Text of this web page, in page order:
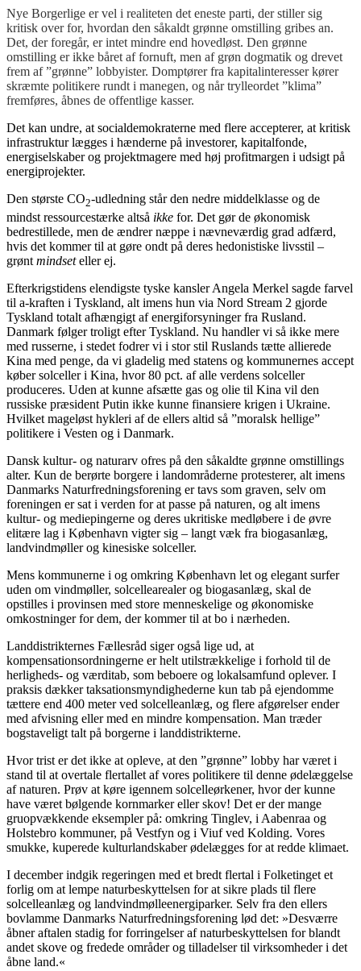
Nye Borgerlige er vel i realiteten det eneste parti, der stiller sig
kritisk over for, hvordan den såkaldt grønne omstilling gribes an.
Det, der foregår, er intet mindre end hovedløst. Den grønne
omstilling er ikke båret af fornuft, men af grøn dogmatik og drevet
frem af ”grønne” lobbyister. Domptører fra kapitalinteresser kører
skræmte politikere rundt i manegen, og når trylleordet ”klima”
fremføres, åbnes de offentlige kasser.
Det kan undre, at socialdemokraterne med flere accepterer, at kritisk
infrastruktur lægges i hænderne på investorer, kapitalfonde,
energiselskaber og projektmagere med høj profitmargen i udsigt på
energiprojekter.
Den største CO2-udledning står den nedre middelklasse og de
mindst ressourcestærke altså ikke for. Det gør de økonomisk
bedrestillede, men de ændrer næppe i nævneværdig grad adfærd,
hvis det kommer til at gøre ondt på deres hedonistiske livsstil –
grønt mindseteller ej.
Efterkrigstidens elendigste tyske kansler Angela Merkel sagde farvel
til a-kraften i Tyskland, alt imens hun via Nord Stream 2 gjorde
Tyskland totalt afhængigt af energiforsyninger fra Rusland.
Danmark følger troligt efter Tyskland. Nu handler vi så ikke mere
med russerne, i stedet fodrer vi i stor stil Ruslands tætte allierede
Kina med penge, da vi gladelig med statens og kommunernes accept
køber solceller i Kina, hvor 80 pct. af alle verdens solceller
produceres. Uden at kunne afsætte gas og olie til Kina vil den
russiske præsident Putin ikke kunne finansiere krigen i Ukraine.
Hvilket mageløst hykleri af de ellers altid så ”moralsk hellige”
politikere i Vesten og i Danmark.
Dansk kultur- og naturarv ofres på den såkaldte grønne omstillings
alter. Kun de berørte borgere i landområderne protesterer, alt imens
Danmarks Naturfredningsforening er tavs som graven, selv om
foreningen er sat i verden for at passe på naturen, og alt imens
kultur- og mediepingerne og deres ukritiske medløbere i de øvre
elitære lag i København vigter sig – langt væk fra biogasanlæg,
landvindmøller og kinesiske solceller.
Mens kommunerne i og omkring København let og elegant surfer
uden om vindmøller, solcellearealer og biogasanlæg, skal de
opstilles i provinsen med store menneskelige og økonomiske
omkostninger for dem, der kommer til at bo i nærheden.
Landdistrikternes Fællesråd siger også lige ud, at
kompensationsordningerne er helt utilstrækkelige i forhold til de
herligheds- og værditab, som beboere og lokalsamfund oplever. I
praksis dækker taksationsmyndighederne kun tab på ejendomme
tættere end 400 meter ved solcelleanlæg, og flere afgørelser ender
med afvisning eller med en mindre kompensation. Man træder
bogstaveligt talt på borgerne i landdistrikterne.
Hvor trist er det ikke at opleve, at den ”grønne” lobby har været i
stand til at overtale flertallet af vores politikere til denne ødelæggelse
af naturen. Prøv at køre igennem solcelleørkener, hvor der kunne
have været bølgende kornmarker eller skov! Det er der mange
gruopvækkende eksempler på: omkring Tinglev, i Aabenraa og
Holstebro kommuner, på Vestfyn og i Viuf ved Kolding. Vores
smukke, kuperede kulturlandskaber ødelægges for at redde klimaet.
I december indgik regeringen med et bredt flertal i Folketinget et
forlig om at lempe naturbeskyttelsen for at sikre plads til flere
solcelleanlæg og landvindmølleenergiparker. Selv fra den ellers
bovlamme Danmarks Naturfredningsforening lød det: »Desværre
åbner aftalen stadig for forringelser af naturbeskyttelsen for blandt
andet skove og fredede områder og tilladelser til virksomheder i det
åbne land.«